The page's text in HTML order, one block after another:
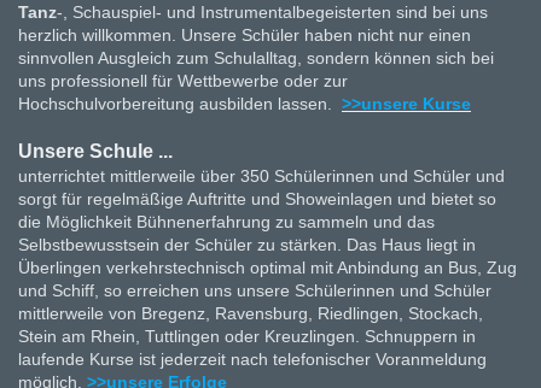
Tanz-, Schauspiel- und Instrumentalbegeisterten sind bei uns
herzlich willkommen. Unsere Schüler haben nicht nur einen
sinnvollen Ausgleich zum Schulalltag, sondern können sich bei
uns professionell für Wettbewerbe oder zur
Hochschulvorbereitung ausbilden lassen. >>unsere Kurse
Unsere Schule ...
unterrichtet mittlerweile über 350 Schülerinnen und Schüler und
sorgt für regelmäßige Auftritte und Showeinlagen und bietet so
die Möglichkeit Bühnenerfahrung zu sammeln und das
Selbstbewusstsein der Schüler zu stärken. Das Haus liegt in
Überlingen verkehrstechnisch optimal mit Anbindung an Bus, Zug
und Schiff, so erreichen uns unsere Schülerinnen und Schüler
mittlerweile von Bregenz, Ravensburg, Riedlingen, Stockach,
Stein am Rhein, Tuttlingen oder Kreuzlingen. Schnuppern in
laufende Kurse ist jederzeit nach telefonischer Voranmeldung
möglich. >>unsere Erfolge